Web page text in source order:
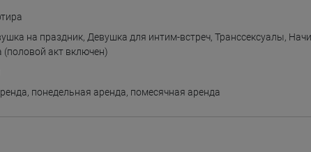
на праздник, Девушка для интим-встреч,Транссексуалы,
акт включен)
, понедельная аренда, помесячная аренда